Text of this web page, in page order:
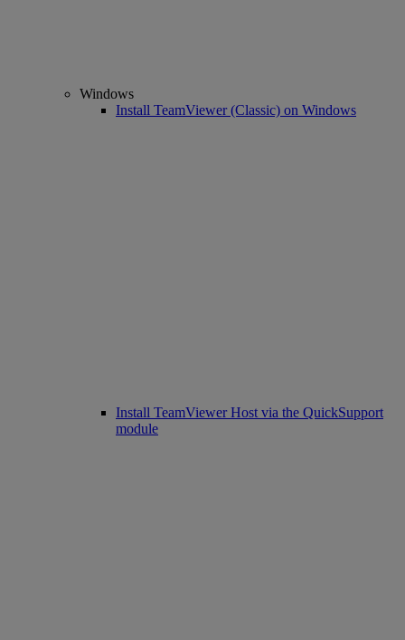
Windows
Install TeamViewer (Classic) on Windows
Install TeamViewer Host via the QuickSupport
module